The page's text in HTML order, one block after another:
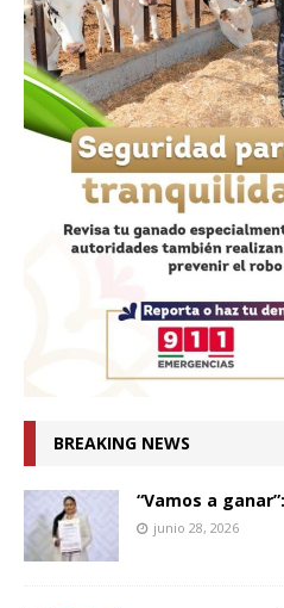
BREAKING NEWS
“Vamos a
junio 28, 2026